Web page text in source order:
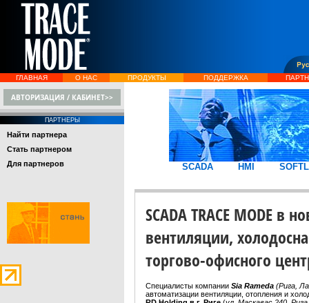
ГЛАВНАЯ О НАС ПРОДУКТЫ ПОДДЕРЖКА
АВТОРИЗАЦИЯ / КАБИНЕТ>>
ПАРТНЕРЫ
Найти партнера
Стать партнером
Для партнеров
SCADA HMI
SCADA TRACE MODE в
вентиляции,
торгово-офисного
Специалисты компании Sia Rameda (Рига,
автоматизации вентиляции, отопления и